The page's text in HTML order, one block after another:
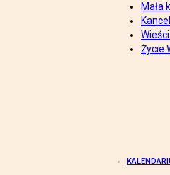
Mała
Życie